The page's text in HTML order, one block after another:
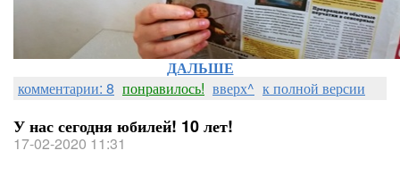
ДАЛЬШЕ
комментарии: 8 понравилось! вверх^ к полной версии
У нас сегодня юбилей! 10 лет!
17-02-2020 11:31